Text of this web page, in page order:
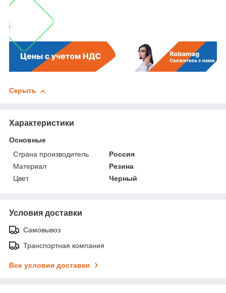
Скрыть
Характеристики
Основные
Страна производитель
Россия
Материал
Резина
Цвет
Черный
Условия доставки
Самовывоз
Транспортная компания
Все условия доставки